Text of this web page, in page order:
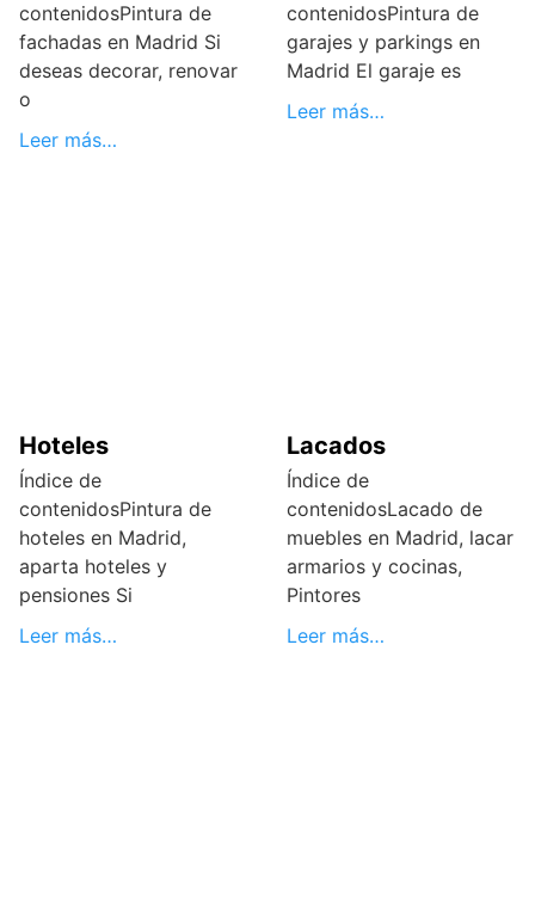
contenidosPintura de
fachadas en Madrid Si
deseas decorar, renovar
o
Leer más…
contenidosPintura de
garajes y parkings en
Madrid El garaje es
Leer más…
Hoteles
Índice de
contenidosPintura de
hoteles en Madrid,
aparta hoteles y
pensiones Si
Leer más…
Lacados
Índice de
contenidosLacado de
muebles en Madrid, lacar
armarios y cocinas,
Pintores
Leer más…